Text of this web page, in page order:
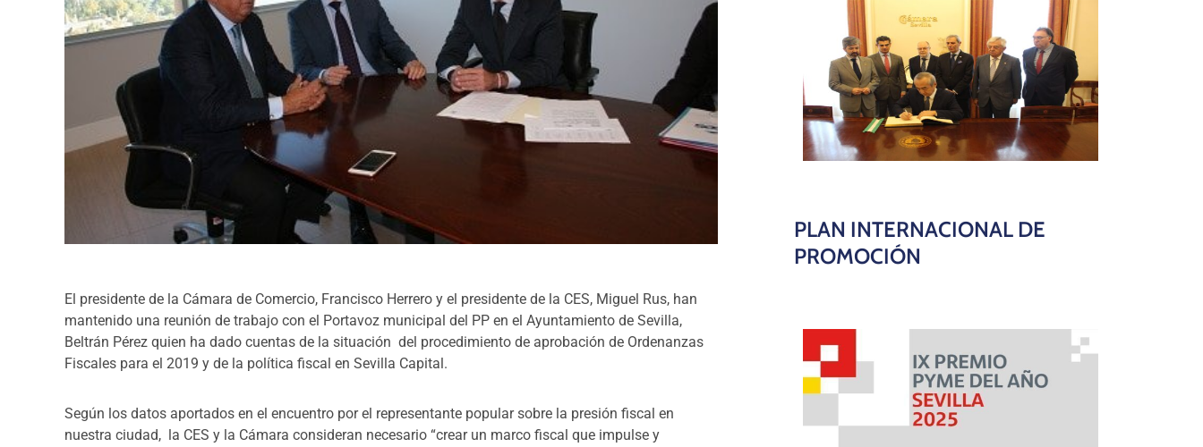
El presidente de la Cámara de Comercio, Francisco Herrero y el presidente de la CES, Miguel Rus, han
mantenido una reunión de trabajo con el Portavoz municipal del PP en el Ayuntamiento de Sevilla,
Beltrán Pérez quien ha dado cuentas de la situación del procedimiento de aprobación de Ordenanzas
Fiscales para el 2019 y de la política fiscal en Sevilla Capital.
Según los datos aportados en el encuentro por el representante popular sobre la presión fiscal en
nuestra ciudad, la CES y la Cámara consideran necesario “crear un marco fiscal que impulse y
PLAN INTERNACIONAL DE
PROMOCIÓN